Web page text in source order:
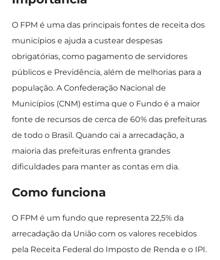
O FPM é uma das principais fontes de receita dos
municípios e ajuda a custear despesas
obrigatórias, como pagamento de servidores
públicos e Previdência, além de melhorias para a
população. A Confederação Nacional de
Municípios (CNM) estima que o Fundo é a maior
fonte de recursos de cerca de 60% das prefeituras
de todo o Brasil. Quando cai a arrecadação, a
maioria das prefeituras enfrenta grandes
dificuldades para manter as contas em dia.
Como funciona
O FPM é um fundo que representa 22,5% da
arrecadação da União com os valores recebidos
pela Receita Federal do Imposto de Renda e o IPI.